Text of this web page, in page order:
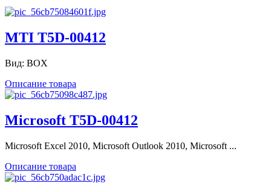
MTI T5D-00412
Вид: BOX
Описание товара
Microsoft T5D-00412
Microsoft Excel 2010, Microsoft Outlook 2010, Microsoft ...
Описание товара